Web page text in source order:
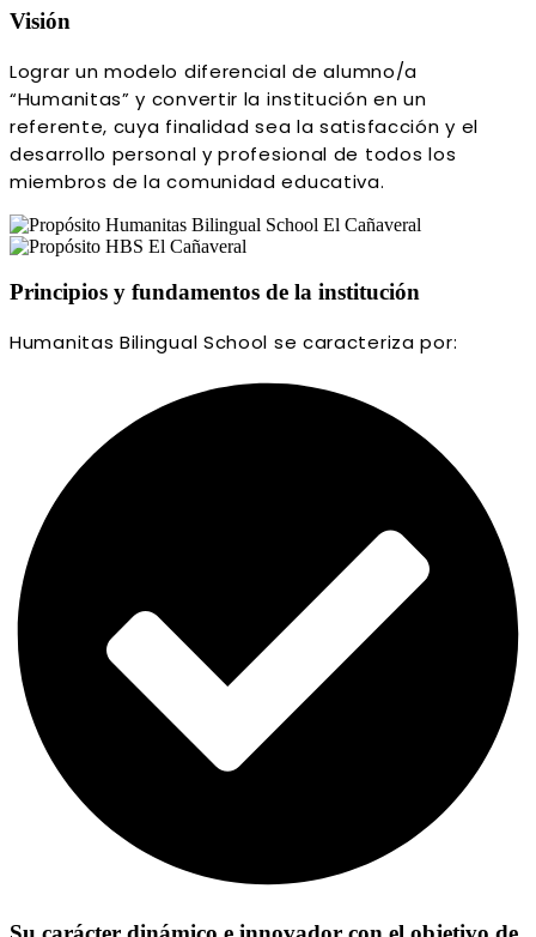
Visión
Lograr un modelo diferencial de alumno/a
“Humanitas” y convertir la institución en un
referente, cuya finalidad sea la satisfacción y el
desarrollo personal y profesional de todos los
miembros de la comunidad educativa.
Principios y fundamentos de la institución
Humanitas Bilingual School se caracteriza por: